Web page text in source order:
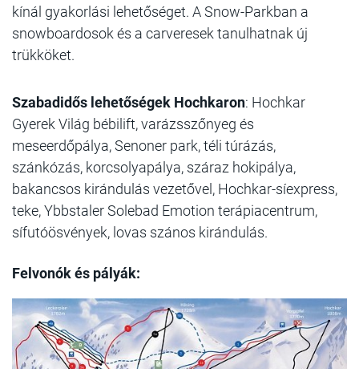
kínál gyakorlási lehetőséget. A Snow-Parkban a
snowboardosok és a carveresek tanulhatnak új
trükköket.
Szabadidős lehetőségek Hochkaron: Hochkar
Gyerek Világ bébilift, varázsszőnyeg és
meseerdőpálya, Senoner park, téli túrázás,
szánkózás, korcsolyapálya, száraz hokipálya,
bakancsos kirándulás vezetővel, Hochkar-síexpress,
teke, Ybbstaler Solebad Emotion terápiacentrum,
sífutóösvények, lovas szános kirándulás.
Felvonók és pályák: